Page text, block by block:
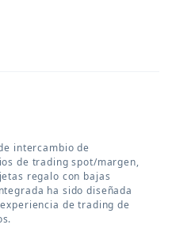
intercambio de
de trading spot/margen,
regalo con bajas
ha sido diseñada
de trading de